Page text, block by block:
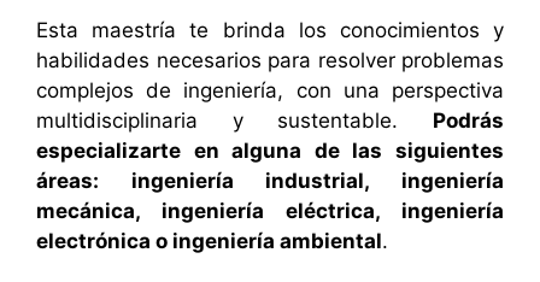
Esta maestría te brinda los conocimientos y
habilidades necesarios para resolver problemas
complejos de ingeniería, con una perspectiva
multidisciplinaria y sustentable. Podrás
especializarte en alguna de las siguientes
áreas: ingeniería industrial, ingeniería
mecánica, ingeniería eléctrica, ingeniería
electrónica o ingeniería ambiental.